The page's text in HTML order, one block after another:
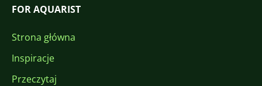
FOR AQUARIST
Strona główna
Inspiracje
Przeczytaj